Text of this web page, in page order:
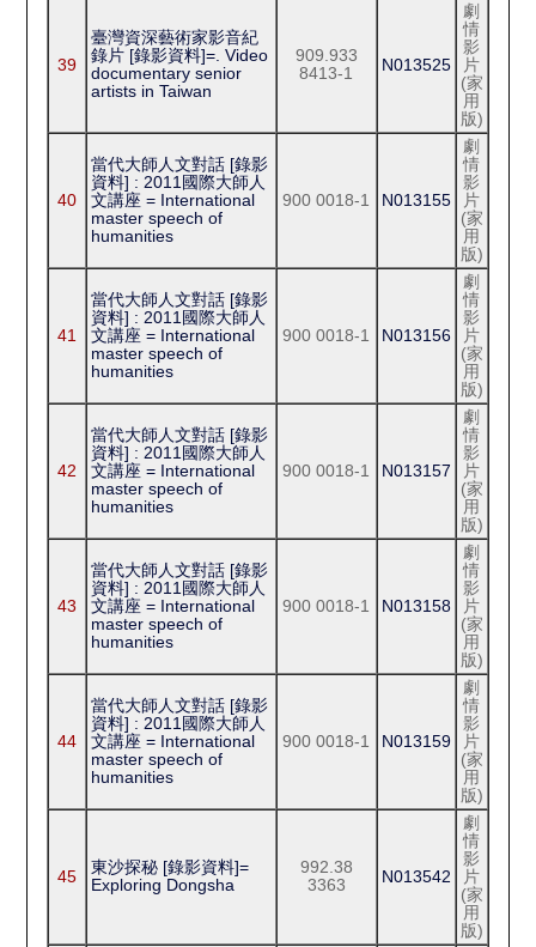
39
臺灣資深藝術家影音紀
錄片 [錄影資料]=. Video
documentary senior
artists in Taiwan
909.933
8413-1
N013525
劇
情
影
片
(家
用
版)
40
當代大師人文對話 [錄影
資料] : 2011國際大師人
文講座 = International
master speech of
humanities
900 0018-1 N013155
劇
情
影
片
(家
用
版)
41
當代大師人文對話 [錄影
資料] : 2011國際大師人
文講座 = International
master speech of
humanities
900 0018-1 N013156
劇
情
影
片
(家
用
版)
42
當代大師人文對話 [錄影
資料] : 2011國際大師人
文講座 = International
master speech of
humanities
900 0018-1 N013157
劇
情
影
片
(家
用
版)
43
當代大師人文對話 [錄影
資料] : 2011國際大師人
文講座 = International
master speech of
humanities
900 0018-1 N013158
劇
情
影
片
(家
用
版)
44
當代大師人文對話 [錄影
資料] : 2011國際大師人
文講座 = International
master speech of
humanities
900 0018-1 N013159
劇
情
影
片
(家
用
版)
45
東沙探秘 [錄影資料]=
Exploring Dongsha
992.38
3363
N013542
劇
情
影
片
(家
用
版)